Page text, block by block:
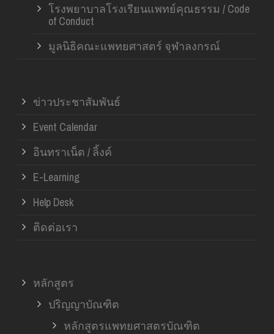
โรงพยาบาลโรงเรียนแพทย์คุณธรรม / Code
of Conduct
มูลนิธิคณะแพทยศาสตร์ จุฬาลงกรณ์
ข่าวประชาสัมพันธ์
Event Calendar
อินทราเน็ต / ลิ้งค์
E-Learning
Help Desk
ติดต่อเรา
หลักสูตร
ปริญญาบัณฑิต
หลักสูตรแพทยศาสตรบัณฑิต